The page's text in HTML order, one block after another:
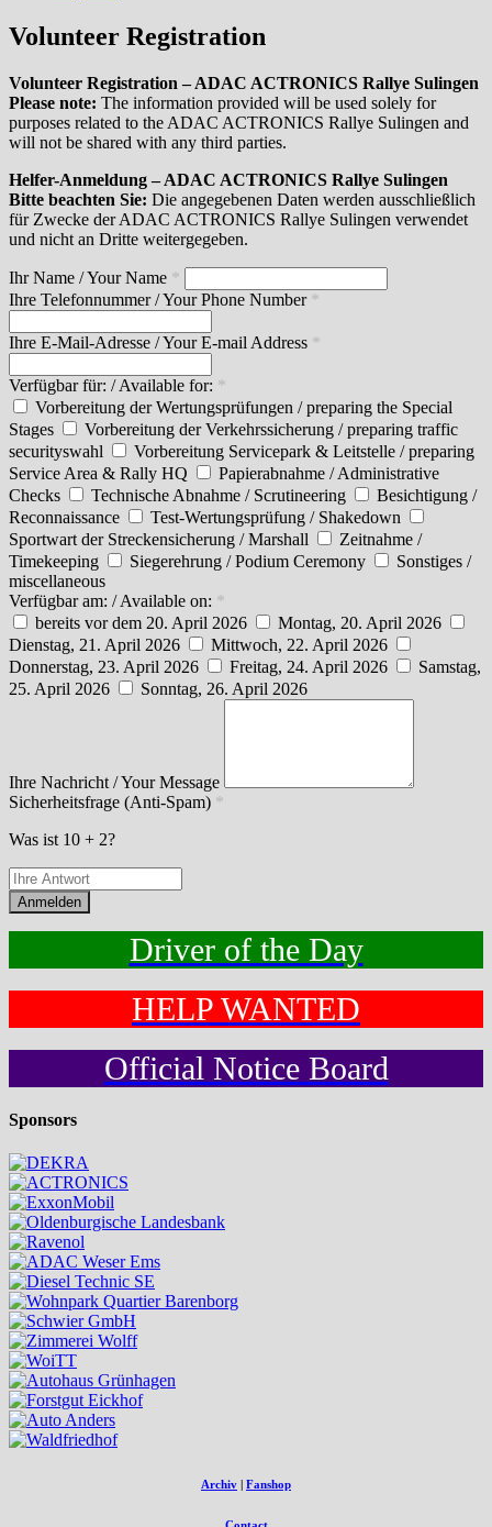
Volunteer Registration
Volunteer Registration – ADAC ACTRONICS Rallye Sulingen
Please note: The information provided will be used solely for
purposes related to the ADAC ACTRONICS Rallye Sulingen and
will not be shared with any third parties.
Helfer-Anmeldung – ADAC ACTRONICS Rallye Sulingen
Bitte beachten Sie: Die angegebenen Daten werden ausschließlich
für Zwecke der ADAC ACTRONICS Rallye Sulingen verwendet
und nicht an Dritte weitergegeben.
Ihr Name / Your Name *
Ihre Telefonnummer / Your Phone Number *
Ihre E-Mail-Adresse / Your E-mail Address *
Verfügbar für: / Available for: *
Vorbereitung der Wertungsprüfungen / preparing the Special
Stages
Vorbereitung der Verkehrssicherung / preparing traffic
securityswahl
Vorbereitung Servicepark & Leitstelle / preparing
Service Area & Rally HQ
Papierabnahme / Administrative
Checks
Technische Abnahme / Scrutineering
Besichtigung /
Reconnaissance
Test-Wertungsprüfung / Shakedown
Sportwart der Streckensicherung / Marshall
Zeitnahme /
Timekeeping
Siegerehrung / Podium Ceremony
Sonstiges /
miscellaneous
Verfügbar am: / Available on: *
bereits vor dem 20. April 2026
Montag, 20. April 2026
Dienstag, 21. April 2026
Mittwoch, 22. April 2026
Donnerstag, 23. April 2026
Freitag, 24. April 2026
Samstag,
25. April 2026
Sonntag, 26. April 2026
Ihre Nachricht / Your Message
Sicherheitsfrage (Anti-Spam) *
Was ist 10 + 2?
Anmelden
Driver of the Day
HELP WANTED
Official Notice Board
Sponsors
Archiv Fanshop